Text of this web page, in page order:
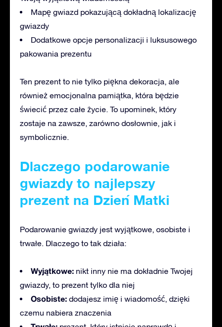
Mapę gwiazd pokazującą dokładną lokalizację
gwiazdy
Dodatkowe opcje personalizacji i luksusowego
pakowania prezentu
Ten prezent to nie tylko piękna dekoracja, ale
również emocjonalna pamiątka, która będzie
świecić przez całe życie. To upominek, który
zostaje na zawsze, zarówno dosłownie, jak i
symbolicznie.
Dlaczego podarowanie
gwiazdy to najlepszy
prezent na Dzień Matki
Podarowanie gwiazdy jest wyjątkowe, osobiste i
trwałe. Dlaczego to tak działa:
Wyjątkowe: nikt inny nie ma dokładnie Twojej
gwiazdy, to prezent tylko dla niej
Osobiste: dodajesz imię i wiadomość, dzięki
czemu nabiera znaczenia